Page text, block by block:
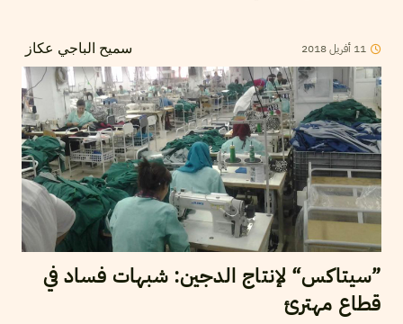
سميح الباجي عكاز 11 أفريل2018
”سيتاكس“ لإنتاج الدجين: شبهات فساد في
قطاع مهترئ